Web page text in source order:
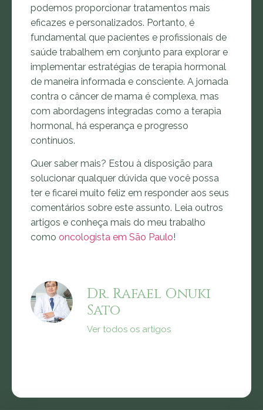
podemos proporcionar tratamentos mais
eficazes e personalizados. Portanto, é
fundamental que pacientes e profissionais de
saúde trabalhem em conjunto para explorar e
implementar estratégias de terapia hormonal
de maneira informada e consciente. A jornada
contra o câncer de mama é complexa, mas
com abordagens integradas como a terapia
hormonal, há esperança e progresso
contínuos.
Quer saber mais? Estou à disposição para
solucionar qualquer dúvida que você possa
ter e ficarei muito feliz em responder aos seus
comentários sobre este assunto. Leia outros
artigos e conheça mais do meu trabalho
como oncologista em São Paulo!
Dr. Rafael Onuki
Sato
Ver todos os artigos